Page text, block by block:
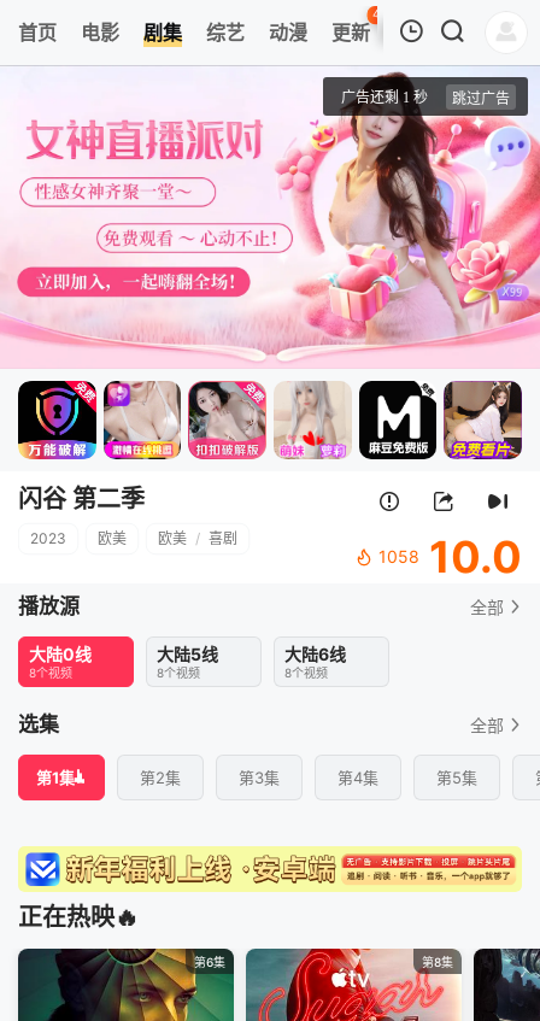
首页 电影 剧集 综艺 动漫 更新
43
热榜 APP
第1集
闪谷 第二季
闪谷 第二季
2023 欧美 欧美 / 喜剧
1058 10.0
播放源 全部
大陆0线
8个视频
大陆5线
8个视频
大陆6线
8个视频
选集 全部
第1集 第2集 第3集 第4集 第5集
正在热映🔥
第6集 第8集